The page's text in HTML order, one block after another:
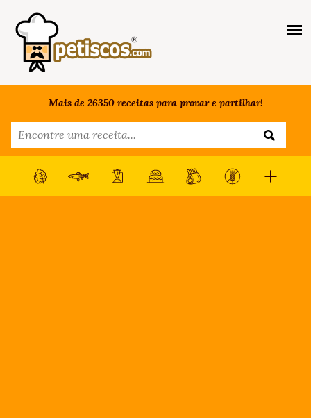
Mais de 26350 receitas para provar e partilhar!